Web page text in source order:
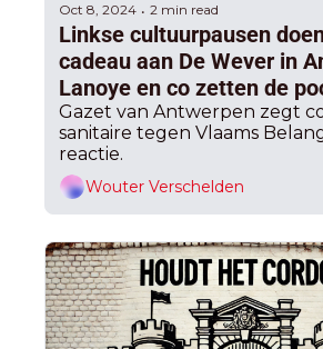
Oct 8, 2024 • 2 min read
Linkse cultuurpausen
cadeau aan De Wever in
Lanoye en co zetten de
PVDA wagenwijd open (1)
Gazet van Antwerpen zegt
sanitaire tegen Vlaams
reactie.
Wouter Verschelden